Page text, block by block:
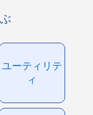
ユーティリテ
ィ